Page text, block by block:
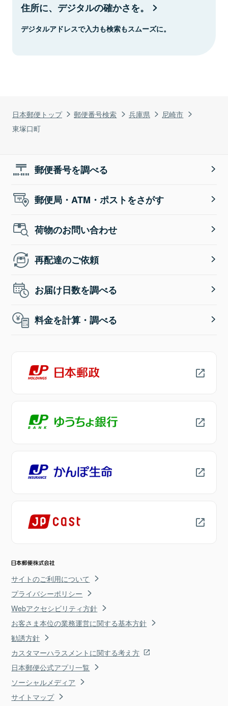
日本郵便トップ 郵便番号検索 兵庫県
尼崎市
東塚口町
住所に、デジタルの確かさを。
デジタルアドレスで入力も検索もスムーズに。
郵便番号を調べる
郵便局・ATM・ポストをさがす
荷物のお問い合わせ
再配達のご依頼
お届け日数を調べる
料金を計算・調べる
サイトのご利用について
プライバシーポリシー
Webアクセシビリティ方針
お客さま本位の業務運営に関する基本方針
勧誘方針
カスタマーハラスメントに関する考え方
日本郵便公式アプリ一覧
ソーシャルメディア
サイトマップ